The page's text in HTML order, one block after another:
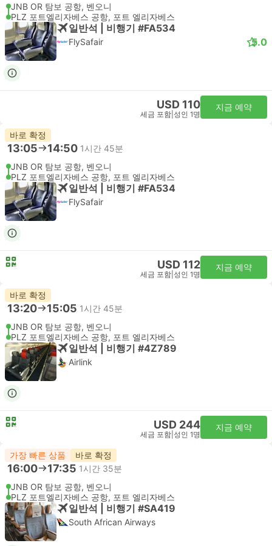
JNB OR 탐보 공항, 벤오니
PLZ 포트엘리자베스 공항, 포트 엘리자베스
일반석 | 비행기 #FA534
FlySafair 5.0
USD 110
세금 포함 성인 1명
지금 예약
바로 확정
13:05 14:50 1시간 45분
JNB OR 탐보 공항, 벤오니
PLZ 포트엘리자베스 공항, 포트 엘리자베스
일반석 | 비행기 #FA534
FlySafair
USD 112
세금 포함 성인 1명
지금 예약
바로 확정
13:20 15:05 1시간 45분
JNB OR 탐보 공항, 벤오니
PLZ 포트엘리자베스 공항, 포트 엘리자베스
일반석 | 비행기 #4Z789
Airlink
USD 244
세금 포함 성인 1명
지금 예약
가장 빠른 상품 바로 확정
16:00 17:35 1시간 35분
JNB OR 탐보 공항, 벤오니
PLZ 포트엘리자베스 공항, 포트 엘리자베스
일반석 | 비행기 #SA419
South African Airways